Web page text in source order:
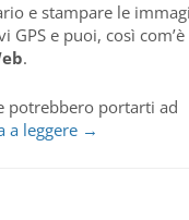
e stampare le
e puoi, così com’è
.
potrebbero portarti ad
a leggere OpenStreetMap
→